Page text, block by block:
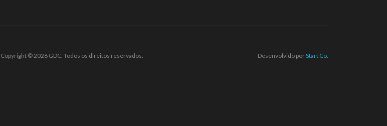
Copyright © 2026 GDC. Todos os direitos reservados. Desenvolvido porStart Co.